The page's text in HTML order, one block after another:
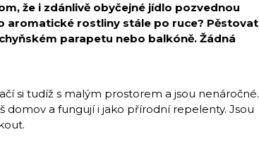
že i zdánlivě obyčejné jídlo pozvednou
aromatické rostliny stále po ruce? Pěstovat
parapetu nebo balkóně. Žádná
si tudíž s malým prostorem a jsou nenáročné.
domov a fungují i jako přírodní repelenty. Jsou